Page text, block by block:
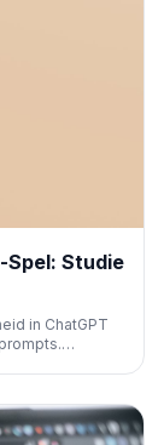
Spel: Studie
in ChatGPT